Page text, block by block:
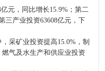
元，同比增长15.9%；第二
三产业投资63608亿元，下
采矿业投资提高15.0%，制
气及水生产和供应业投资